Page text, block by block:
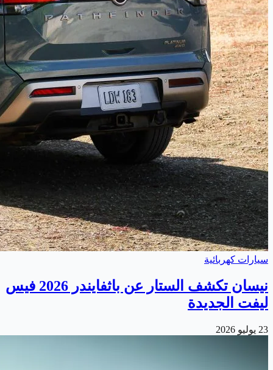
سيارات كهربائية
نيسان تكشف الستار عن باثفايندر 2026 فيس
ليفت الجديدة
23 يوليو 2026